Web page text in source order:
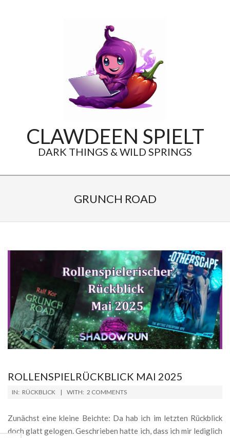
CLAWDEEN SPIELT
DARK THINGS & WILD SPRINGS
GRUNCH ROAD
ROLLENSPIELRÜCKBLICK MAI 2025
2025-
01
IN: RÜCKBLICK WITH: 2 COMMENTS
Zunächst eine kleine Beichte: Da hab ich im letzten Rückblick
doch glatt gelogen. Geschrieben hatte ich, dass ich mir lediglich